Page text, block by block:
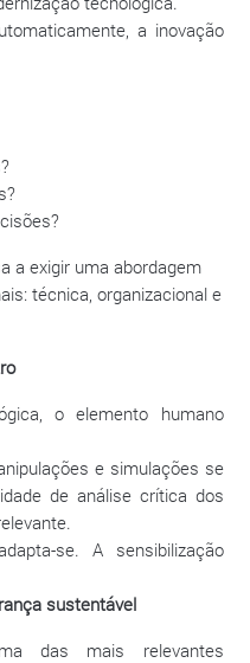
a inovação
a exigir uma abordagem
técnica, organizacional e
o elemento humano
e simulações se
de análise crítica dos
se. A sensibilização
sustentável
das mais relevantes